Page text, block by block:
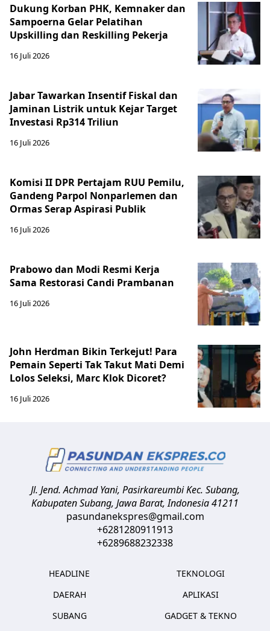
Dukung Korban PHK, Kemnaker dan
Sampoerna Gelar Pelatihan
Upskilling dan Reskilling Pekerja
16 Juli 2026
Jabar Tawarkan Insentif Fiskal dan
Jaminan Listrik untuk Kejar Target
Investasi Rp314 Triliun
16 Juli 2026
Komisi II DPR Pertajam RUU Pemilu,
Gandeng Parpol Nonparlemen dan
Ormas Serap Aspirasi Publik
16 Juli 2026
Prabowo dan Modi Resmi Kerja
Sama Restorasi Candi Prambanan
16 Juli 2026
John Herdman Bikin Terkejut! Para
Pemain Seperti Tak Takut Mati Demi
Lolos Seleksi, Marc Klok Dicoret?
16 Juli 2026
Jl. Jend. Achmad Yani, Pasirkareumbi Kec. Subang,
Kabupaten Subang, Jawa Barat,Indonesia41211
pasundanekspres@gmail.com
+6281280911913
+6289688232338
HEADLINE
DAERAH
SUBANG
TEKNOLOGI
APLIKASI
GADGET & TEKNO